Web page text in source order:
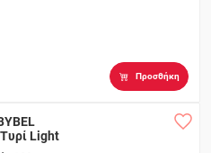
Προσθήκη
Light